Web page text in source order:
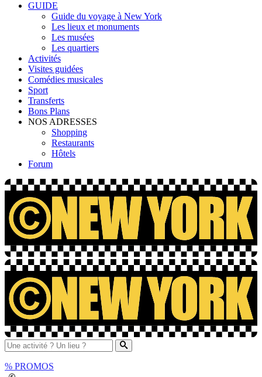
GUIDE
Guide du voyage à New York
Les lieux et monuments
Les musées
Les quartiers
Activités
Visites guidées
Comédies musicales
Sport
Transferts
Bons Plans
NOS ADRESSES
Shopping
Restaurants
Hôtels
Forum
% PROMOS